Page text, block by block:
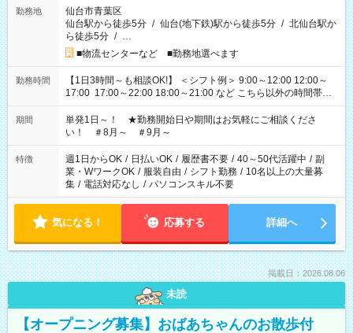
勤務地
仙台市青葉区
仙台駅から徒歩5分 / 仙台(地下鉄)駅から徒歩5分 / 北仙台駅か
ら徒歩5分 / …
■物流センターなど ■勤務地選べます
勤務時間
【1日3時間～も相談OK!】 ＜シフト例＞ 9:00～12:00 12:00～
17:00 17:00～22:00 18:00～21:00 など こちら以外の時間帯も
お気軽にご相談ください！
期間
単発1日～！ ★勤務開始日や期間はお気軽にご相談くださ
い！ ＃8月～ ＃9月～
特徴 週1日からOK / 日払いOK / 履歴書不要 / 40～50代活躍中 / 副
業・WワークOK / 服装自由 / シフト勤務 / 10名以上の大量募
集 / 電話対応なし / パソコンスキル不要
気になる！ 応募する 詳細へ
掲載日：2026.08.06
未読
【オープニング募集】おばあちゃんのお散歩付